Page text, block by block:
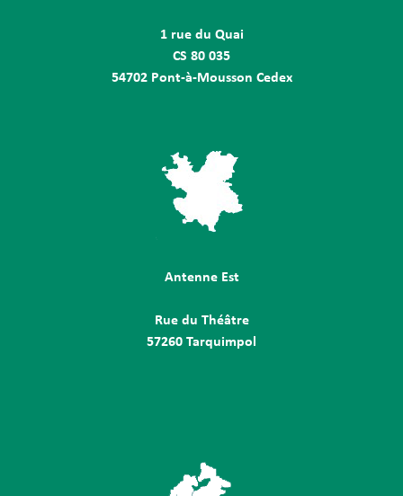
1 rue du Quai
CS 80 035
54702 Pont-à-Mousson Cedex
Antenne Est
Rue du Théâtre
57260 Tarquimpol